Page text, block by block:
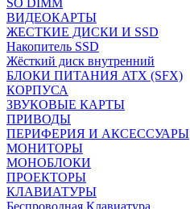
SO DIMM
ВИДЕОКАРТЫ
ЖЕСТКИЕ ДИСКИ И SSD
Накопитель SSD
Жёсткий диск внутренний
БЛОКИ ПИТАНИЯ ATX (SFX)
КОРПУСА
ЗВУКОВЫЕ КАРТЫ
ПРИВОДЫ
ПЕРИФЕРИЯ И АКСЕССУАРЫ
МОНИТОРЫ
МОНОБЛОКИ
ПРОЕКТОРЫ
КЛАВИАТУРЫ
Беспроводная Клавиатура